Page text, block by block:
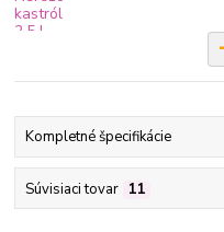
Kompletné špecifikácie
Súvisiaci tovar 11